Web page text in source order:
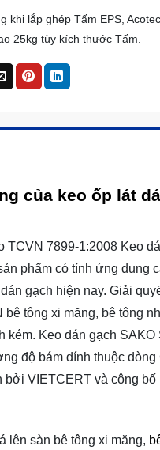
khi lắp ghép Tấm EPS,
25kg tùy kích thước Tấm.
của keo ốp lát
TCVN 7899-1:2008 Keo
phẩm có tính ứng dụng
gạch hiện nay. Giải
bê tông xi măng, bê tông
kém. Keo dán gạch SAKO
độ bám dính thuộc dòng
VIETCERT và công bố
lên sàn bê tông xi măng,